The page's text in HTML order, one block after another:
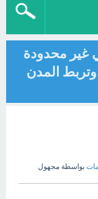
غير محدودة
المدن
بواسطة مجهول